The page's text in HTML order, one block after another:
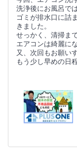
洗浄後にお風呂で
ゴミが排水口に詰
きました。
せっかく、清掃ま
エアコンは綺麗に
又、次回もお願い
もう少し早めの日